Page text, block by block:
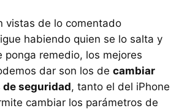
vistas de lo comentado
habiendo quien se lo salta y
ponga remedio, los mejores
dar son los de cambiar
seguridad, tanto el del iPhone
cambiar los parámetros de